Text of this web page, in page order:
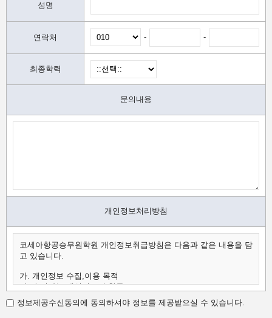
성명
연락처 - -
최종학력
문의내용
개인정보처리방침
코세아항공승무원학원 개인정보취급방침은 다음과 같은 내용을 담
고 있습니다.
가. 개인정보 수집,이용 목적
나. 수집하는 개인정보의 항목
다. 개인정보의 보유 및 이용 기간
가.개인정보 수집,이용 목적
정보제공수신동의에 동의하셔야 정보를 제공받으실 수 있습니다.